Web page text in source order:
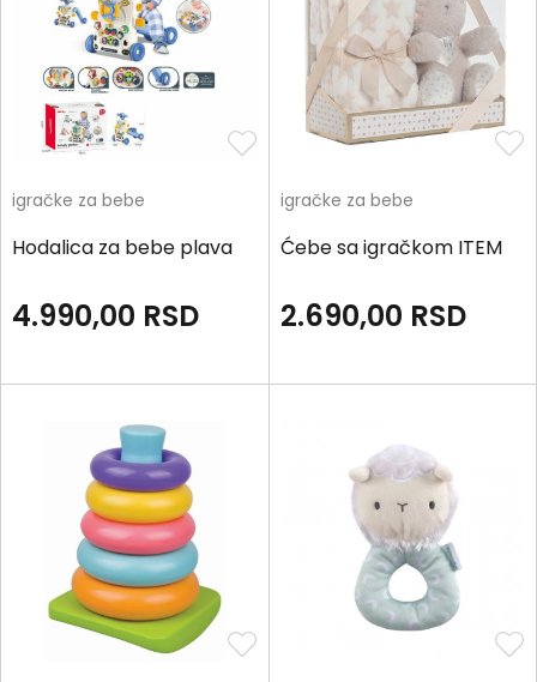
igračke za bebe
Hodalica za bebe plava
4.990,00 RSD
igračke za bebe
Ćebe sa igračkom ITEM
2.690,00 RSD